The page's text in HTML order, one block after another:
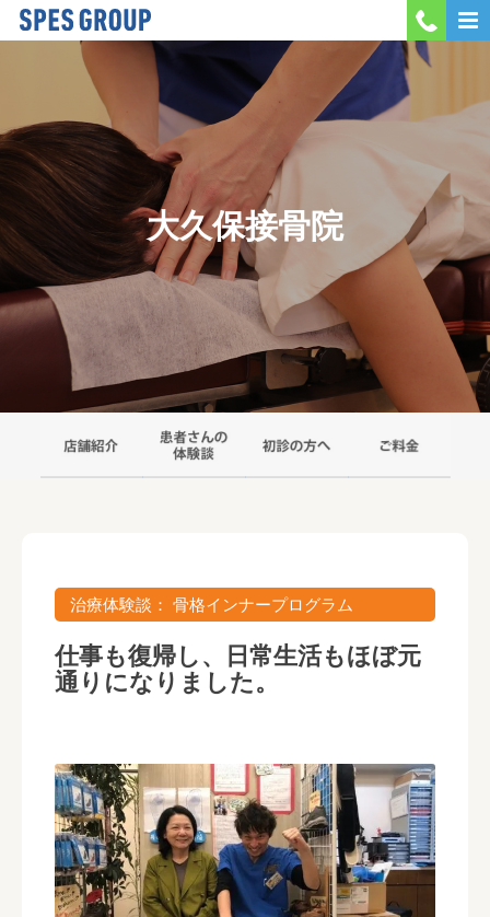
MENU
会社案内
当院紹介
採用情報
お問い合わせ
大久保接骨院
骨格インナープログラム
仕事も復帰し、日常生活もほぼ元
通りになりました。